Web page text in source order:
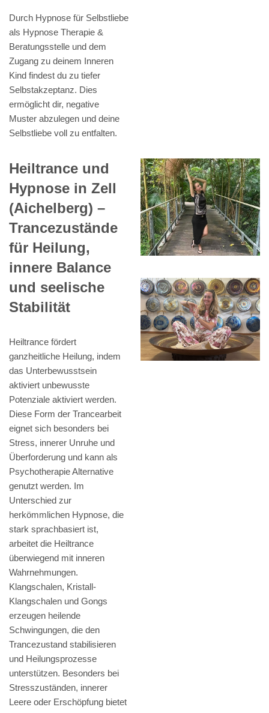
Durch Hypnose für Selbstliebe
als Hypnose Therapie &
Beratungsstelle und dem
Zugang zu deinem Inneren
Kind findest du zu tiefer
Selbstakzeptanz. Dies
ermöglicht dir, negative
Muster abzulegen und deine
Selbstliebe voll zu entfalten.
Heiltrance und
Hypnose in Zell
(Aichelberg) –
Trancezustände
für Heilung,
innere Balance
und seelische
Stabilität
Heiltrance fördert
ganzheitliche Heilung, indem
das Unterbewusstsein
aktiviert unbewusste
Potenziale aktiviert werden.
Diese Form der Trancearbeit
eignet sich besonders bei
Stress, innerer Unruhe und
Überforderung und kann als
Psychotherapie Alternative
genutzt werden. Im
Unterschied zur
herkömmlichen Hypnose, die
stark sprachbasiert ist,
arbeitet die Heiltrance
überwiegend mit inneren
Wahrnehmungen.
Klangschalen, Kristall-
Klangschalen und Gongs
erzeugen heilende
Schwingungen, die den
Trancezustand stabilisieren
und Heilungsprozesse
unterstützen. Besonders bei
Stresszuständen, innerer
Leere oder Erschöpfung bietet